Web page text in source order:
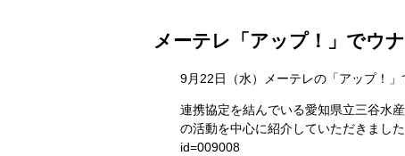
メーテレ「アップ！」でウ
9月22日（水）メーテレの「アップ！
連携協定を結んでいる愛知県立三谷水
の活動を中心に紹介していただきまし
id=009008